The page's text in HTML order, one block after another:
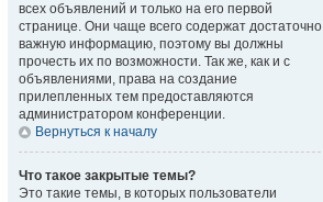
всех объявлений и только на его первой
странице. Они чаще всего содержат достаточно
важную информацию, поэтому вы должны
прочесть их по возможности. Так же, как и с
объявлениями, права на создание
прилепленных тем предоставляются
администратором конференции.
Вернуться к началу
Что такое закрытые темы?
Это такие темы, в которых пользователи